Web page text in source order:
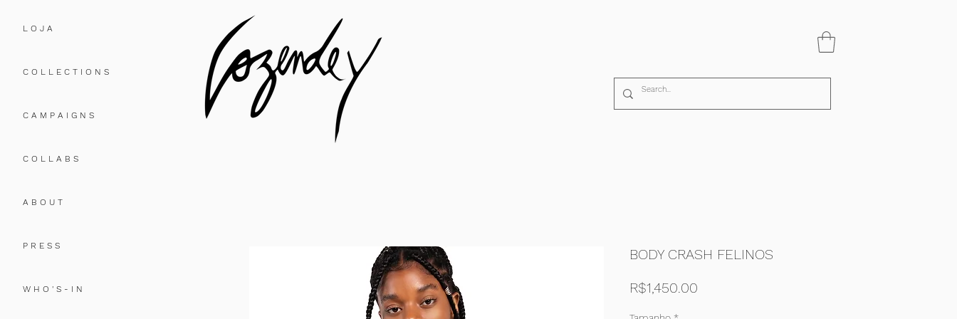
L O J A
C O L L E C T I O N S
C A M P A I G N S
C O L L A B S
A B O U T
P R E S S
W H O ' S - I N
BODY CRASH FELINOS
R$1,450.00Price